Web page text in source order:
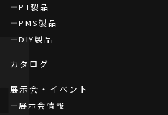
PT製品
PMS製品
DIY製品
カタログ
展示会・イベント
展示会情報